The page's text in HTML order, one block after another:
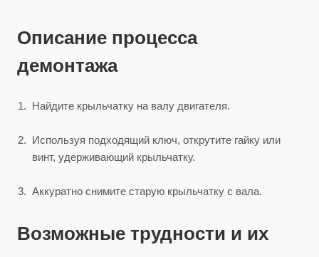
Описание процесса
демонтажа
Найдите крыльчатку на валу двигателя.
Используя подходящий ключ, открутите гайку или
винт, удерживающий крыльчатку.
Аккуратно снимите старую крыльчатку с вала.
Возможные трудности и их